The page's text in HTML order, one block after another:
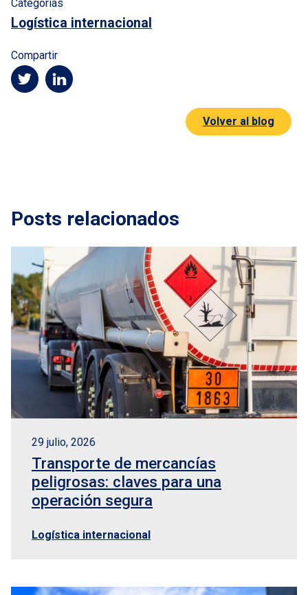
Categorías
Logística internacional
Compartir
Volver al blog
Posts relacionados
29 julio, 2026
Transporte de mercancías
peligrosas: claves para una
operación segura
Logística internacional